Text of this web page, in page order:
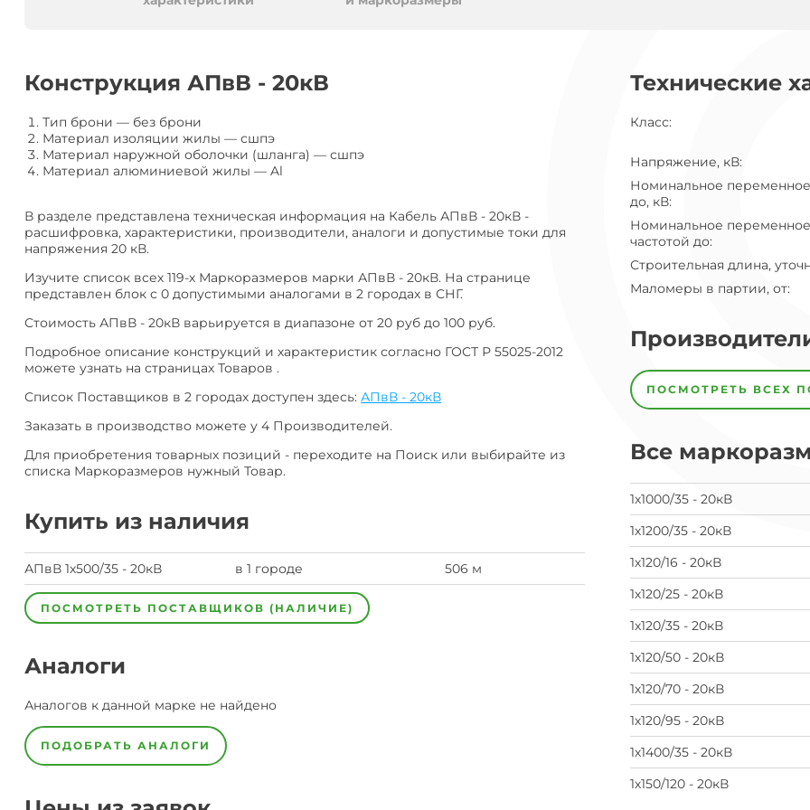
тендер
Конструкция АПвВ - 20кВ
Тип брони — без брони
Материал изоляции жилы — сшпэ
Материал наружной оболочки (шланга) — сшпэ
Материал алюминиевой жилы — Al
В разделе представлена техническая информация на Кабель АПвВ - 20кВ -
расшифровка, характеристики, производители, аналоги и допустимые токи для
напряжения 20 кВ.
Изучите список всех 119-х Маркоразмеров марки АПвВ - 20кВ. На странице
представлен блок с 0 допустимыми аналогами в 2 городах в СНГ.
Стоимость АПвВ - 20кВ варьируется в диапазоне от 20 руб до 100 руб.
Подробное описание конструкций и характеристик согласно ГОСТ Р 55025-2012
можете узнать на страницах Товаров .
Список Поставщиков в 2 городах доступен здесь: АПвВ - 20кВ
Заказать в производство можете у 4 Производителей.
Для приобретения товарных позиций - переходите на Поиск или выбирайте из
списка Маркоразмеров нужный Товар.
Купить из наличия
АПвВ 1х500/35 - 20кВ в 1 городе 506 м
ПОСМОТРЕТЬ ПОСТАВЩИКОВ (НАЛИЧИЕ)
Аналоги
Аналогов к данной марке не найдено
ПОДОБРАТЬ АНАЛОГИ
Технические
Класс:
Напряжение, кВ:
Номинальное
до, кВ:
Номинальное
частотой до:
Строительная длина,
Маломеры в партии, от:
Завод
изготовитель
предпочел
свои
данные
на
завод
ПОСМОТРЕТЬ ВСЕХ
Все
1х1000/35 - 20кВ
1х1200/35 - 20кВ
1х120/16 - 20кВ
1х120/25 - 20кВ
1х120/35 - 20кВ
1х120/50 - 20кВ
1х120/70 - 20кВ
1х120/95 - 20кВ
1х1400/35 - 20кВ
1х150/120 - 20кВ